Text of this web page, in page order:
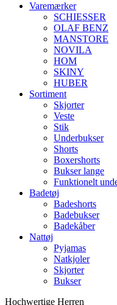
Varemærker
SCHIESSER
OLAF BENZ
MANSTORE
NOVILA
HOM
SKINY
HUBER
Sortiment
Skjorter
Veste
Stik
Underbukser
Shorts
Boxershorts
Bukser lange
Funktionelt
Badetøj
Badeshorts
Badebukser
Badekåber
Nattøj
Pyjamas
Natkjoler
Skjorter
Bukser
Hochwertige Herren